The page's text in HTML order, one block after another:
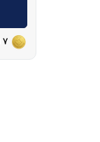
7